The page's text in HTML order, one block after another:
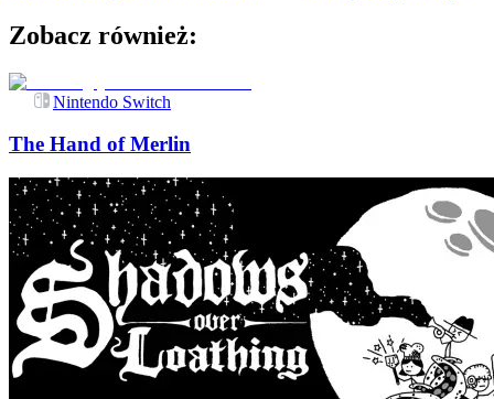
Zobacz również:
Nintendo Switch
The Hand of Merlin